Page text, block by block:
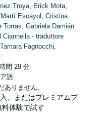
Troya, Erick Mota,
Escayol , Cristina
Torras, Gabriela Damián
Ciannella - traduttore
Tamara Fagnocchi,
間 29 分
語
ありません。
、またはプレミアムプ
体験で試す